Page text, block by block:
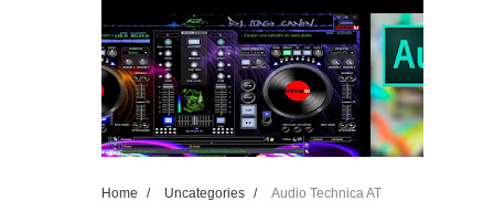
Home / Uncategories /
Audio Technica AT